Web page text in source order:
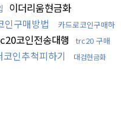
이더리움현금화
인구매방법
카드로코인구매하
코인전송대행 trc20 구매
코인추척피하기 대검현금화